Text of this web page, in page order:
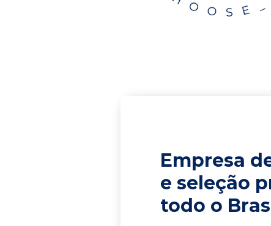
Empresa
e seleção
todo o